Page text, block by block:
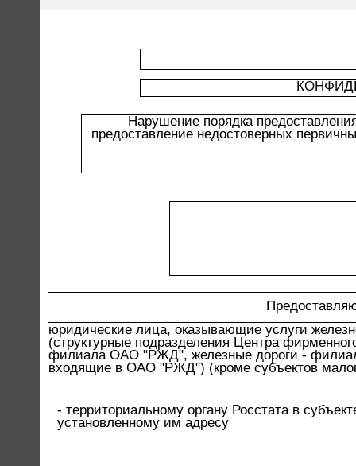
Нарушение порядка
предоставление недостоверных
юридические лица, оказывающие услуги
(структурные подразделения Центра
филиала ОАО "РЖД", железные дороги -
входящие в ОАО "РЖД") (кроме субъектов
- территориальному органу Росстата в
установленному им адресу